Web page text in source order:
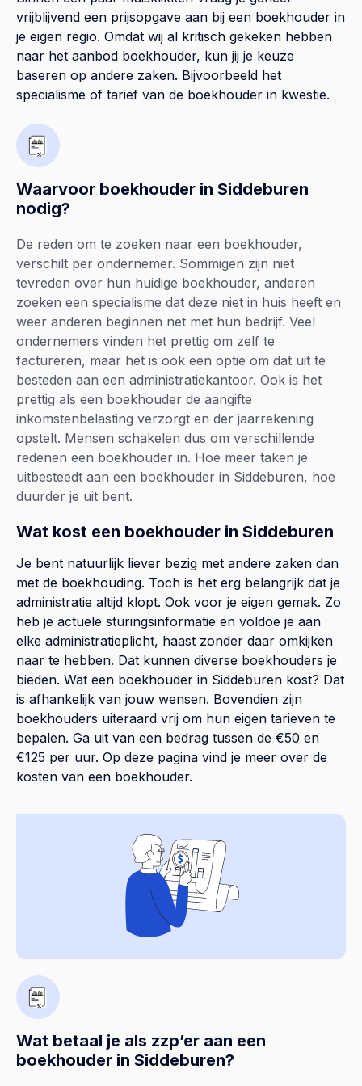
vrijblijvend een prijsopgave aan bij een boekhouder in
je eigen regio. Omdat wij al kritisch gekeken hebben
naar het aanbod boekhouder, kun jij je keuze
baseren op andere zaken. Bijvoorbeeld het
specialisme of tarief van de boekhouder in kwestie.
Waarvoor boekhouder in Siddeburen
nodig?
De reden om te zoeken naar een boekhouder,
verschilt per ondernemer. Sommigen zijn niet
tevreden over hun huidige boekhouder, anderen
zoeken een specialisme dat deze niet in huis heeft en
weer anderen beginnen net met hun bedrijf. Veel
ondernemers vinden het prettig om zelf te
factureren, maar het is ook een optie om dat uit te
besteden aan een administratiekantoor. Ook is het
prettig als een boekhouder de aangifte
inkomstenbelasting verzorgt en der jaarrekening
opstelt. Mensen schakelen dus om verschillende
redenen een boekhouder in. Hoe meer taken je
uitbesteedt aan een boekhouder in Siddeburen, hoe
duurder je uit bent.
Wat kost een boekhouder in Siddeburen
Je bent natuurlijk liever bezig met andere zaken dan
met de boekhouding. Toch is het erg belangrijk dat je
administratie altijd klopt. Ook voor je eigen gemak. Zo
heb je actuele sturingsinformatie en voldoe je aan
elke administratieplicht, haast zonder daar omkijken
naar te hebben. Dat kunnen diverse boekhouders je
bieden. Wat een boekhouder in Siddeburen kost? Dat
is afhankelijk van jouw wensen. Bovendien zijn
boekhouders uiteraard vrij om hun eigen tarieven te
bepalen. Ga uit van een bedrag tussen de €50 en
€125 per uur. Op deze pagina vind je meer over de
kosten van een boekhouder.
Wat betaal je als zzp’er aan een
boekhouder in Siddeburen?